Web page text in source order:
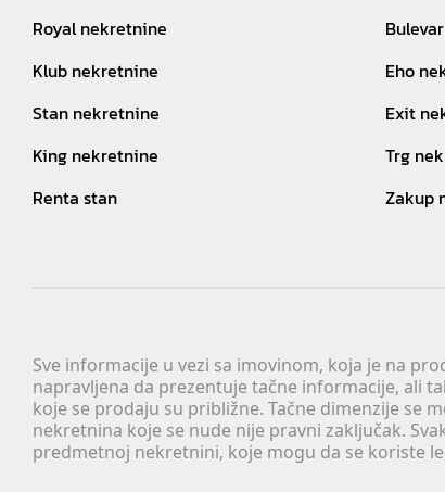
Sve informacije u vezi sa imovinom, koja je na
napravljena da prezentuje tačne informacije, ali
koje se prodaju su približne. Tačne dimenzije se
nekretnina koje se nude nije pravni zaključak.
predmetnoj nekretnini, koje mogu da se koriste
Royal nekretnine
Klub nekretnine
Eho
Stan nekretnine
Exit
King nekretnine
Trg
Renta stan
Zakup